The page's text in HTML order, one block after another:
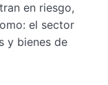
en riesgo,
el sector
y bienes de